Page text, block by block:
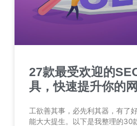
27款最受欢迎的
具，快速提升你的
工欲善其事，必先利其器，有了
能大大提生。以下是我整理的30